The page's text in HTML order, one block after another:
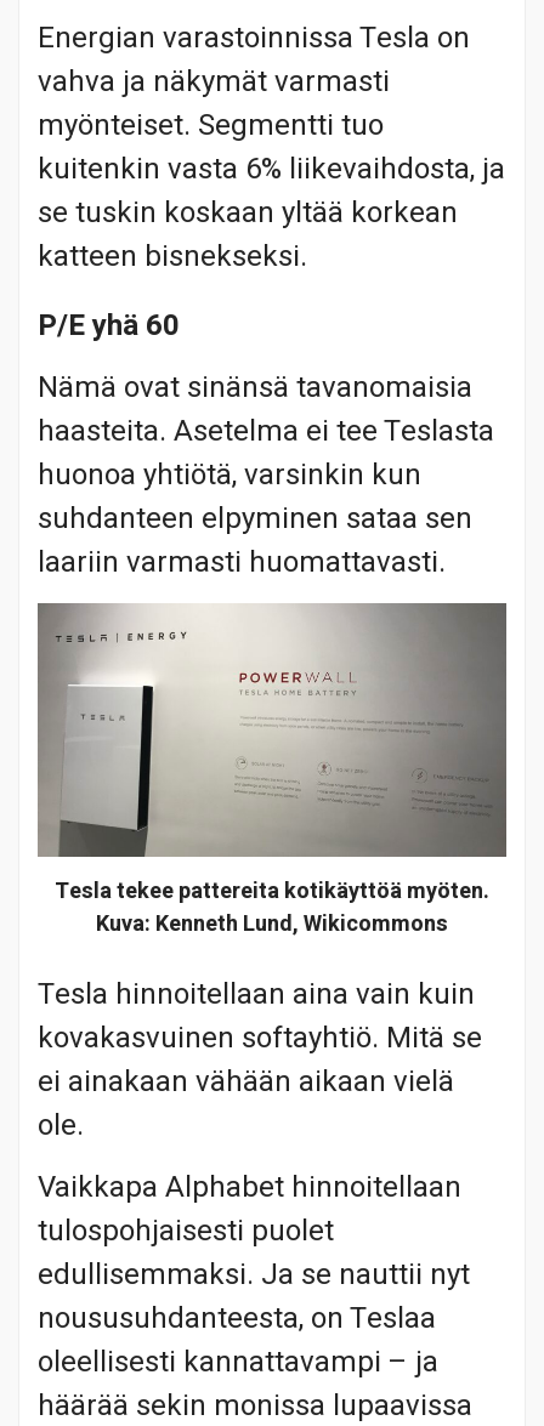
Energian varastoinnissa Tesla on
vahva ja näkymät varmasti
myönteiset. Segmentti tuo
kuitenkin vasta 6% liikevaihdosta, ja
se tuskin koskaan yltää korkean
katteen bisnekseksi.
P/E yhä 60
Nämä ovat sinänsä tavanomaisia
haasteita. Asetelma ei tee Teslasta
huonoa yhtiötä, varsinkin kun
suhdanteen elpyminen sataa sen
laariin varmasti huomattavasti.
Tesla tekee pattereita kotikäyttöä myöten.
Kuva: Kenneth Lund, Wikicommons
Tesla hinnoitellaan aina vain kuin
kovakasvuinen softayhtiö. Mitä se
ei ainakaan vähään aikaan vielä
ole.
Vaikkapa Alphabet hinnoitellaan
tulospohjaisesti puolet
edullisemmaksi. Ja se nauttii nyt
noususuhdanteesta, on Teslaa
oleellisesti kannattavampi – ja
häärää sekin monissa lupaavissa